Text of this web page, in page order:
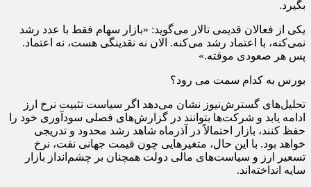
بگیرد.
یکی از فعالان قدیمی تالار می‌گوید: «بازار سهام فقط با عدد رشد
نمی‌کنه، با اعتماد رشد می‌کنه. الان نه نقدینگی هست، نه اعتماد.
پس هر صعودی موقته.»
بورس به کدام سمت می‌ رود؟
تحلیل‌های گسترش‌نیوز نشان می‌دهد اگر سیاست تثبیت نرخ ارز
ادامه یابد و شرکت‌ها بتوانند در گزارش‌های فصلی سودآوری خود را
حفظ کنند، بازار احتمالاً در آذرماه شاهد رشد محدود و تدریجی
خواهد بود. با این حال، متغیرهایی چون قیمت جهانی نفت، نرخ
تسعیر ارز و سیاست‌های مالی دولت همچنان بر چشم‌انداز بازار
سایه انداخته‌اند.